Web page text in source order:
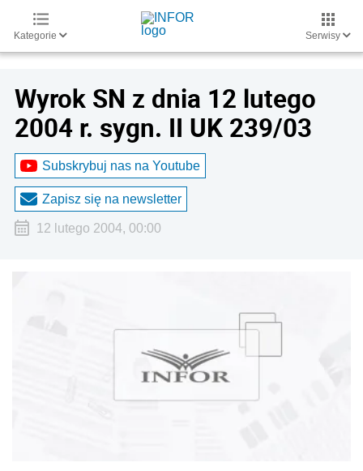
Kategorie Serwisy
Wyrok SN z dnia 12 lutego
2004 r. sygn. II UK 239/03
Subskrybuj nas na Youtube
Zapisz się na newsletter
12 lutego 2004, 00:00